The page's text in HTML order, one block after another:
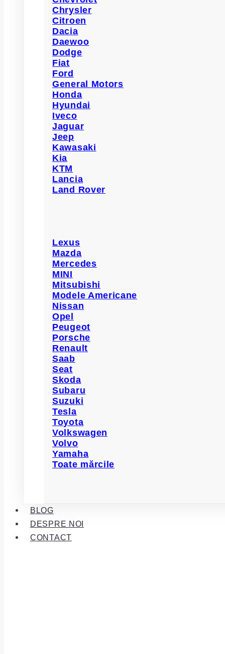
Chrysler
Citroen
Dacia
Daewoo
Dodge
Fiat
Ford
General Motors
Honda
Hyundai
Iveco
Jaguar
Jeep
Kawasaki
Kia
KTM
Lancia
Land Rover
Lexus
Mazda
Mercedes
MINI
Mitsubishi
Modele Americane
Nissan
Opel
Peugeot
Porsche
Renault
Saab
Seat
Skoda
Subaru
Suzuki
Tesla
Toyota
Volkswagen
Volvo
Yamaha
Toate mărcile
BLOG
DESPRE NOI
CONTACT